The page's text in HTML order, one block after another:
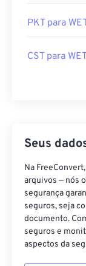
PKT para
CST para
Seus
Na
arquivos — nós
segurança
seguros, seja
documento.
seguros e
aspectos da